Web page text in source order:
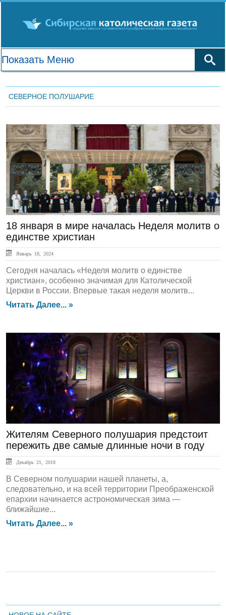
СЕВЕРНОЕ ПОЛУШАРИЕ
ГЛАВНАЯ
18 января в мире началась Неделя молитв о
единстве христиан
Январь 18, 2024
Сегодня началась «Неделя молитв о единстве
христиан», особенно значимая для Католической
Церкви в России. Впервые такая неделя молитв...
Читать Далее... »
ЛЕНТА НОВОСТЕЙ
Жителям Северного полушария предстоит
пережить две самые длинные ночи в году
Декабрь 21, 2018
В Северном полушарии нашей планеты, а,
следовательно, и на всей территории Преображенской
епархии начинается астрономическая зима —
ближайшие...
Читать Далее... »